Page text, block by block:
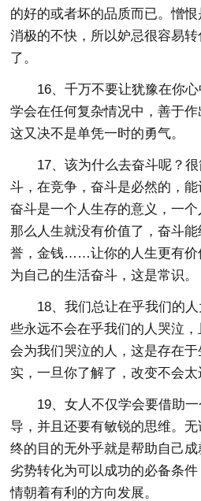
的好的或者坏的品质而已。憎
消极的不快，所以妒忌很容易
了。
16、千万不要让犹豫在你
学会在任何复杂情况中，善于
这又决不是单凭一时的勇气。
17、该为什么去奋斗呢？
斗，在竞争，奋斗是必然的，能
奋斗是一个人生存的意义，一个
那么人生就没有价值了，奋斗
誉，金钱……让你的人生更有价
为自己的生活奋斗，这是常识。
18、我们总让在乎我们的
些永远不会在乎我们的人哭泣
会为我们哭泣的人，这是存在
实，一旦你了解了，改变不会太
19、女人不仅学会要借助
导，并且还要有敏锐的思维。
终的目的无外乎就是帮助自己
劣势转化为可以成功的必备条
情朝着有利的方向发展。